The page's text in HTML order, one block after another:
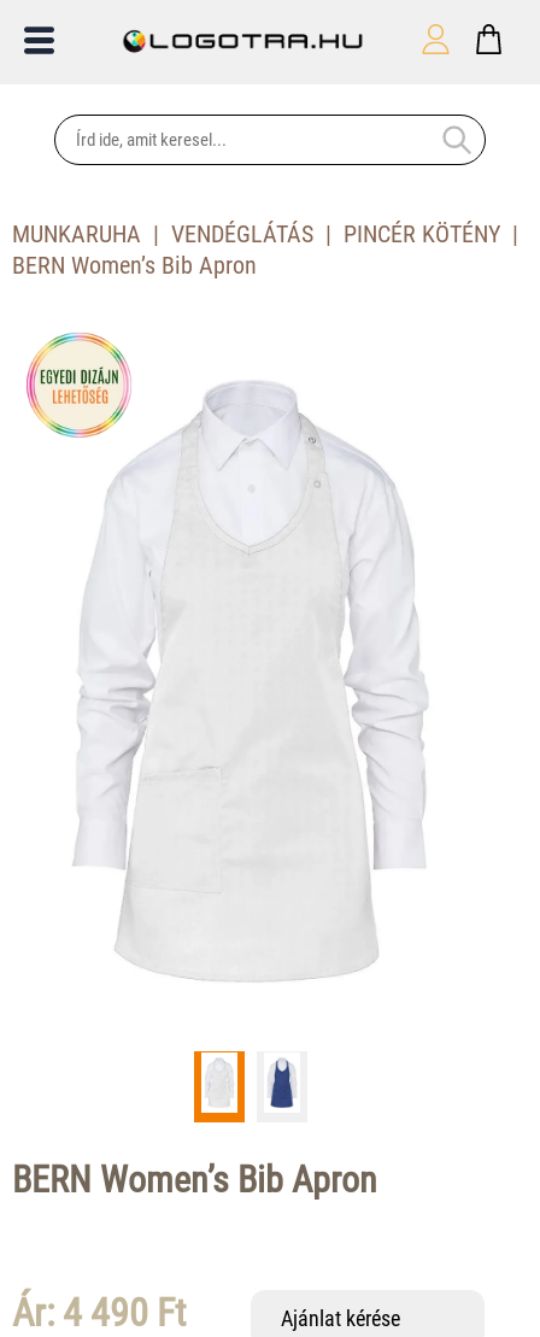
MUNKARUHA VENDÉGLÁTÁS
PINCÉR KÖTÉNY
BERN Women’s Bib Apron
BERN Women’s Bib Apron
Ár: 4 490 Ft Ajánlat kérése